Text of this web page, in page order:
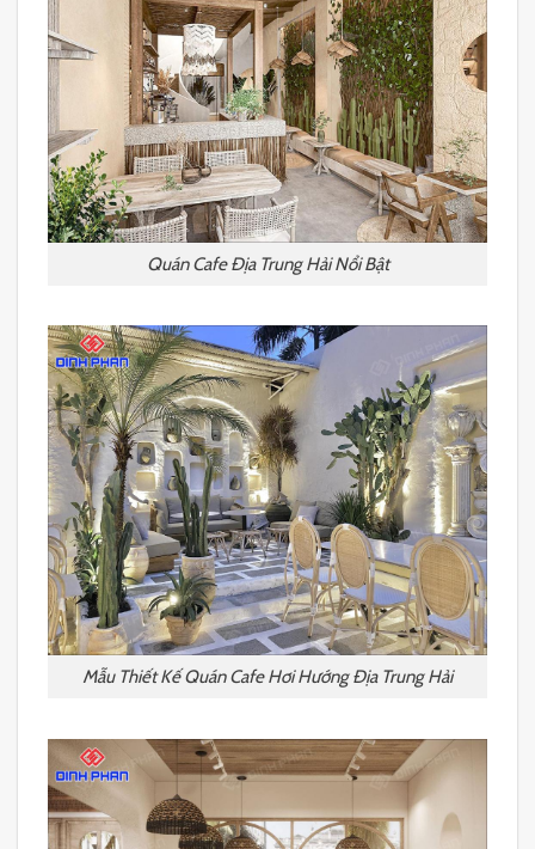
Quán Cafe Địa Trung Hải Nổi Bật
Mẫu Thiết Kế Quán Cafe Hơi Hướng Địa Trung Hải